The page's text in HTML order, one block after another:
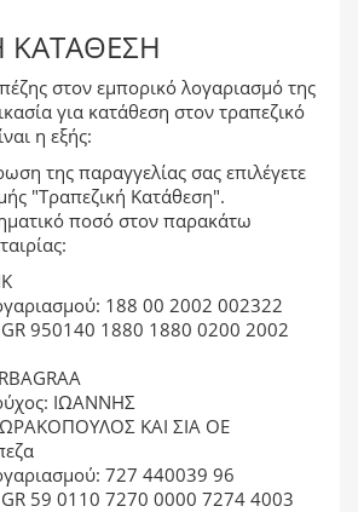
ΚΑΤΆΘΕΣΗ
στον εμπορικό λογαριασμό της
για κατάθεση στον τραπεζικό
η εξής:
της παραγγελίας σας επιλέγετε
"Τραπεζική Κατάθεση".
ποσό στον παρακάτω
188 00 2002 002322
950140 1880 1880 0200 2002
ΙΩΑΝΝΗΣ
ΚΑΙ ΣΙΑ ΟΕ
727 440039 96
59 0110 7270 0000 7274 4003